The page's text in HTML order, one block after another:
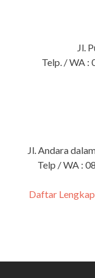
Jl.
Telp. / WA :
Jl. Andara
Telp / WA :
Daftar